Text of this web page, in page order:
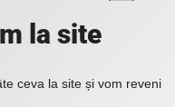
la site
ceva la site și vom reveni